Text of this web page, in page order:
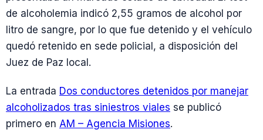
de alcoholemia indicó 2,55 gramos de alcohol por
litro de sangre, por lo que fue detenido y el vehículo
quedó retenido en sede policial, a disposición del
Juez de Paz local.
La entrada Dos conductores detenidos por manejar
alcoholizados tras siniestros viales se publicó
primero en AM – Agencia Misiones.